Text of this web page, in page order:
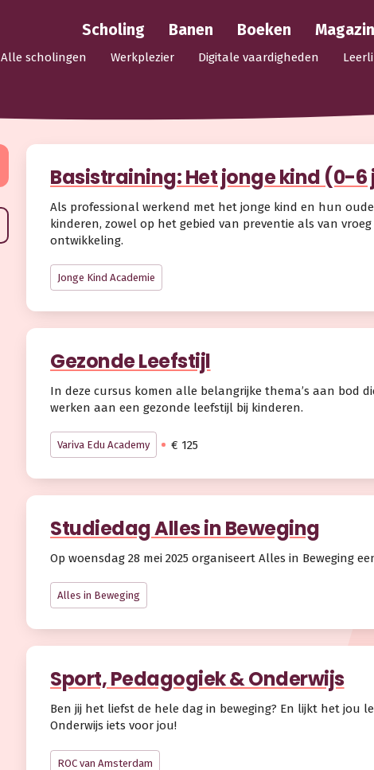
Scholing Banen Boeken
Alle scholingen Werkplezier Digitale vaardigheden
Basistraining: Het jonge kind (0-
Als professional werkend met het jonge kind en hun
kinderen, zowel op het gebied van preventie als van
ontwikkeling.
Jonge Kind Academie
Gezonde Leefstijl
In deze cursus komen alle belangrijke thema’s aan bod
werken aan een gezonde leefstijl bij kinderen.
Variva Edu Academy € 125
Studiedag Alles in Beweging
Op woensdag 28 mei 2025 organiseert Alles in Beweging
Alles in Beweging
Sport, Pedagogiek & Onderwijs
Ben jij het liefst de hele dag in beweging? En lijkt het jou
Onderwijs iets voor jou!
ROC van Amsterdam